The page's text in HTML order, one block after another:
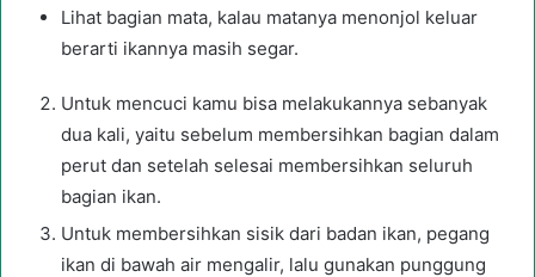
Lihat bagian mata, kalau matanya menonjol keluar
berarti ikannya masih segar.
Untuk mencuci kamu bisa melakukannya sebanyak
dua kali, yaitu sebelum membersihkan bagian dalam
perut dan setelah selesai membersihkan seluruh
bagian ikan.
Untuk membersihkan sisik dari badan ikan, pegang
ikan di bawah air mengalir, lalu gunakan punggung